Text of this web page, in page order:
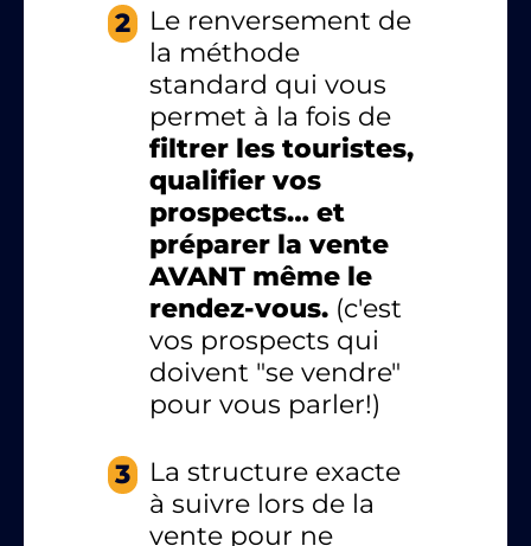
2
Le renversement de
la méthode
standard qui vous
permet à la fois de
filtrer les touristes,
qualifier vos
prospects… et
préparer la vente
AVANT même le
rendez-vous. (c'est
vos prospects qui
doivent "se vendre"
pour vous parler!)
3
La structure exacte
à suivre lors de la
vente pour ne